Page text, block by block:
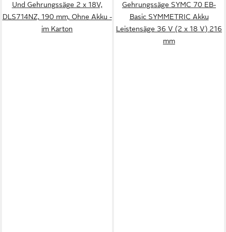
Und Gehrungssäge 2 x 18V,
DLS714NZ, 190 mm, Ohne Akku -
im Karton
Gehrungssäge SYMC 70 EB-
Basic SYMMETRIC Akku
Leistensäge 36 V (2 x 18 V) 216
mm